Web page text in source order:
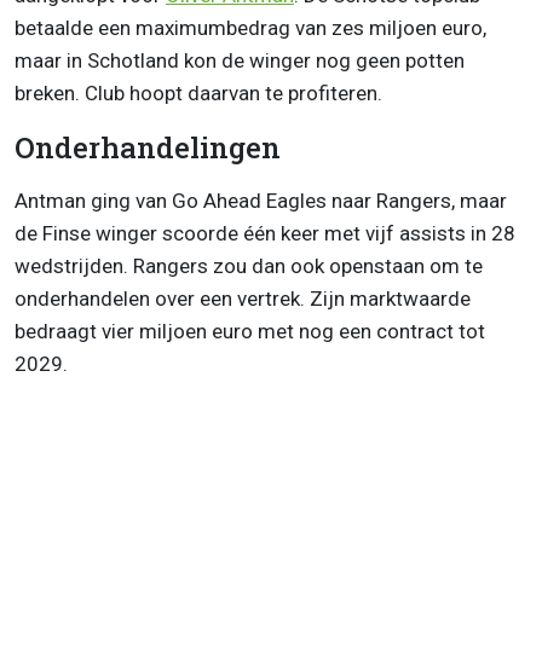
betaalde een maximumbedrag van zes miljoen euro,
maar in Schotland kon de winger nog geen potten
breken. Club hoopt daarvan te profiteren.
Onderhandelingen
Antman ging van Go Ahead Eagles naar Rangers, maar
de Finse winger scoorde één keer met vijf assists in 28
wedstrijden. Rangers zou dan ook openstaan om te
onderhandelen over een vertrek. Zijn marktwaarde
bedraagt vier miljoen euro met nog een contract tot
2029.